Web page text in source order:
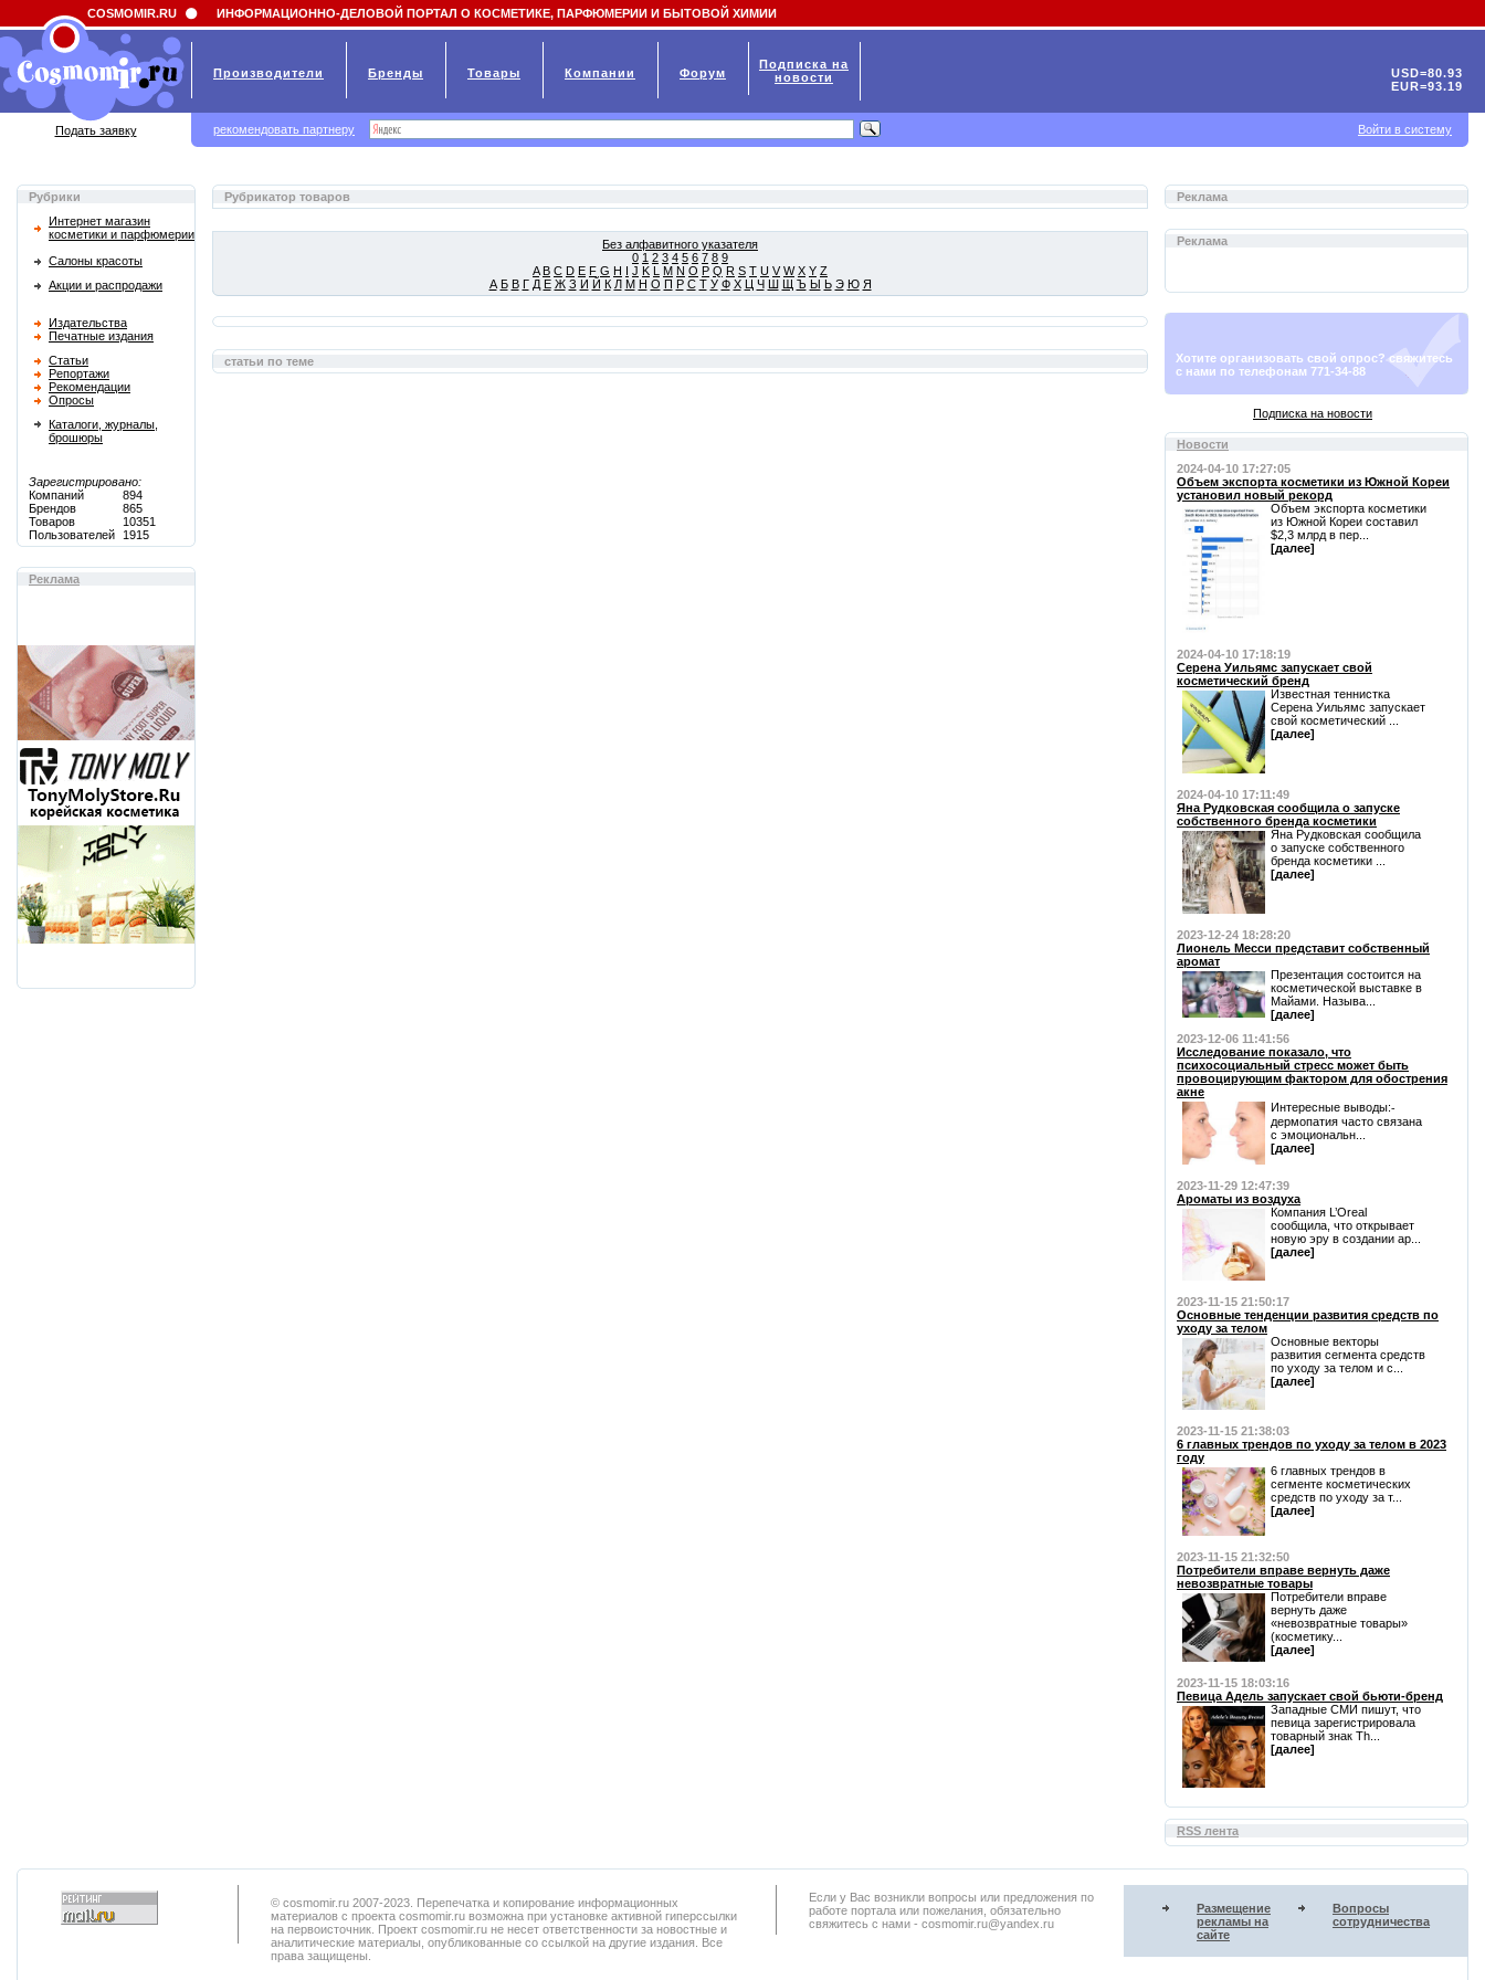
Field 'news_title' doesn't have a default value
Рубрики
Интернет магазин
косметики и парфюмерии
Салоны красоты
Акции и распродажи
Издательства
Печатные издания
Статьи
Репортажи
Рекомендации
Опросы
Каталоги, журналы,
брошюры
Зарегистрировано:
Компаний
894
Брендов
865
Товаров
10351
Пользователей
1915
Реклама
Рубрикатор товаров
Без алфавитного указателя
0 1 2 3 4 5 6 7 8 9
A B C D E F G H I J K L M N O P Q R S T U V W X Y Z
А Б В Г Д Е Ж З И Й К Л М Н О П Р С Т У Ф Х Ц Ч Ш Щ Ъ Ы Ь Э Ю Я
статьи по теме
Реклама
Реклама
Хотите организовать свой опрос? свяжитесь
с нами по телефонам 771-34-88
Подписка на новости
Новости
2024-04-10 17:27:05
Объем экспорта косметики из Южной Кореи
установил новый рекорд
Объем экспорта косметики
из Южной Кореи составил
$2,3 млрд в пер...
[далее]
2024-04-10 17:18:19
Серена Уильямс запускает свой
косметический бренд
Известная теннистка
Серена Уильямс запускает
свой косметический ...
[далее]
2024-04-10 17:11:49
Яна Рудковская сообщила о запуске
собственного бренда косметики
Яна Рудковская сообщила
о запуске собственного
бренда косметики ...
[далее]
2023-12-24 18:28:20
Лионель Месси представит собственный
аромат
Презентация состоится на
косметической выставке в
Майами. Называ...
[далее]
2023-12-06 11:41:56
Исследование показало, что
психосоциальный стресс может быть
провоцирующим фактором для обострения
акне
Интересные выводы:⁃
дермопатия часто связана
с эмоциональн...
[далее]
2023-11-29 12:47:39
Ароматы из воздуха
Компания L’Oreal
сообщила, что открывает
новую эру в создании ар...
[далее]
2023-11-15 21:50:17
Основные тенденции развития средств по
уходу за телом
Основные векторы
развития сегмента средств
по уходу за телом и с...
[далее]
2023-11-15 21:38:03
6 главных трендов по уходу за телом в 2023
году
6 главных трендов в
сегменте косметических
средств по уходу за т...
[далее]
2023-11-15 21:32:50
Потребители вправе вернуть даже
невозвратные товары
Потребители вправе
вернуть даже
«невозвратные товары»
(косметику...
[далее]
2023-11-15 18:03:16
Певица Адель запускает свой бьюти-бренд
Западные СМИ пишут, что
певица зарегистрировала
товарный знак Th...
[далее]
RSS лента
© cosmomir.ru 2007-2023. Перепечатка и копирование информационных
материалов с проекта cosmomir.ru возможна при установке активной гиперссылки
на первоисточник. Проект cosmomir.ru не несет ответственности за новостные и
аналитические материалы, опубликованные со ссылкой на другие издания. Все
права защищены.
Если у Вас возникли вопросы или предложения по
работe портала или пожелания, обязательно
свяжитесь с нами - cosmomir.ru@yandex.ru
Размещение
рекламы на
сайте
Вопросы
сотрудничества
COSMOMIR.RU ИНФОРМАЦИОННО-ДЕЛОВОЙ ПОРТАЛ О КОСМЕТИКЕ, ПАРФЮМЕРИИ И БЫТОВОЙ ХИМИИ
Производители Бренды Товары Компании Форум
Подписка на
новости
USD=80.93
EUR=93.19
Подать заявку рекомендовать партнеру Войти в систему